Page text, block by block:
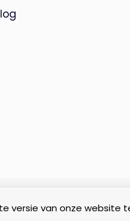
versie van onze website